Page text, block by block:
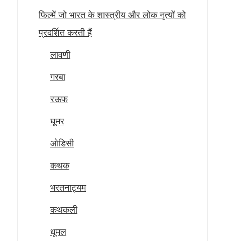
फिल्में जो भारत के शास्त्रीय और लोक नृत्यों को
प्रदर्शित करती हैं
लावणी
गरबा
रऊफ
घूमर
ओडिसी
कथक
भरतनाट्यम
कथकली
धूमल